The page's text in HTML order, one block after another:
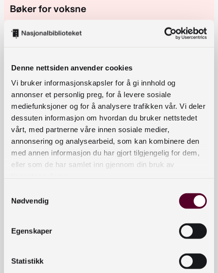
Denne nettsiden anvender cookies
Vi bruker informasjonskapsler for å gi innhold og
annonser et personlig preg, for å levere sosiale
mediefunksjoner og for å analysere trafikken vår. Vi deler
dessuten informasjon om hvordan du bruker nettstedet
vårt, med partnerne våre innen sosiale medier,
annonsering og analysearbeid, som kan kombinere den
med annen informasjon du har gjort tilgjengelig for dem,
eller som de har samlet inn gjennom din bruk av
Nødvendig
Egenskaper
Statistikk
Bøker for voksne
Krim og spenning
Historiske fortellinger
Biografier og biografiske fortellinger
All skjønnlitteratur